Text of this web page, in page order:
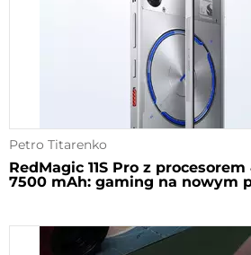
Petro Titarenko
RedMagic 11S Pro z
7500 mAh: gaming na nowym